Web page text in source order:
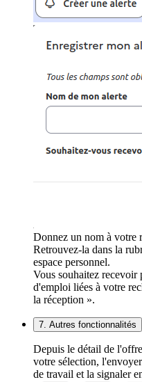
Donnez un nom à votre
Retrouvez-la dans la
espace personnel.
Vous souhaitez recevoir
d'emploi liées à votre
la réception ».
7. Autres fonctionnalités
Depuis le détail de
votre sélection,
de travail et la signaler